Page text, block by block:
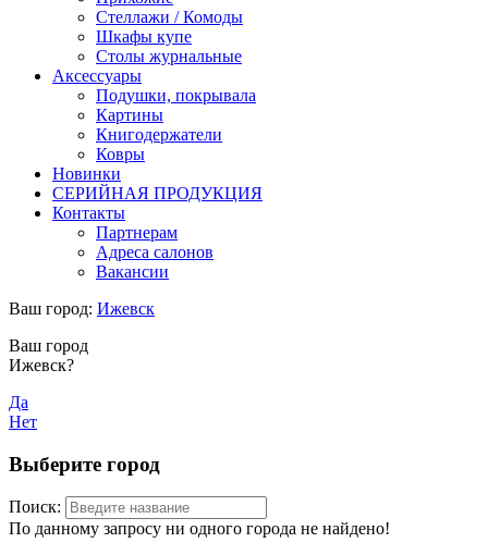
Стеллажи / Комоды
Шкафы купе
Столы журнальные
Аксессуары
Подушки, покрывала
Картины
Книгодержатели
Ковры
Новинки
СЕРИЙНАЯ ПРОДУКЦИЯ
Контакты
Партнерам
Адреса салонов
Вакансии
Ваш город: Ижевск
Ваш город
Ижевск?
Да
Нет
Выберите город
Поиск:
По данному запросу ни одного города не найдено!